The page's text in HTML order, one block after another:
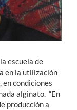
escuela de
en la utilización
condiciones
alginato. “En
producción a